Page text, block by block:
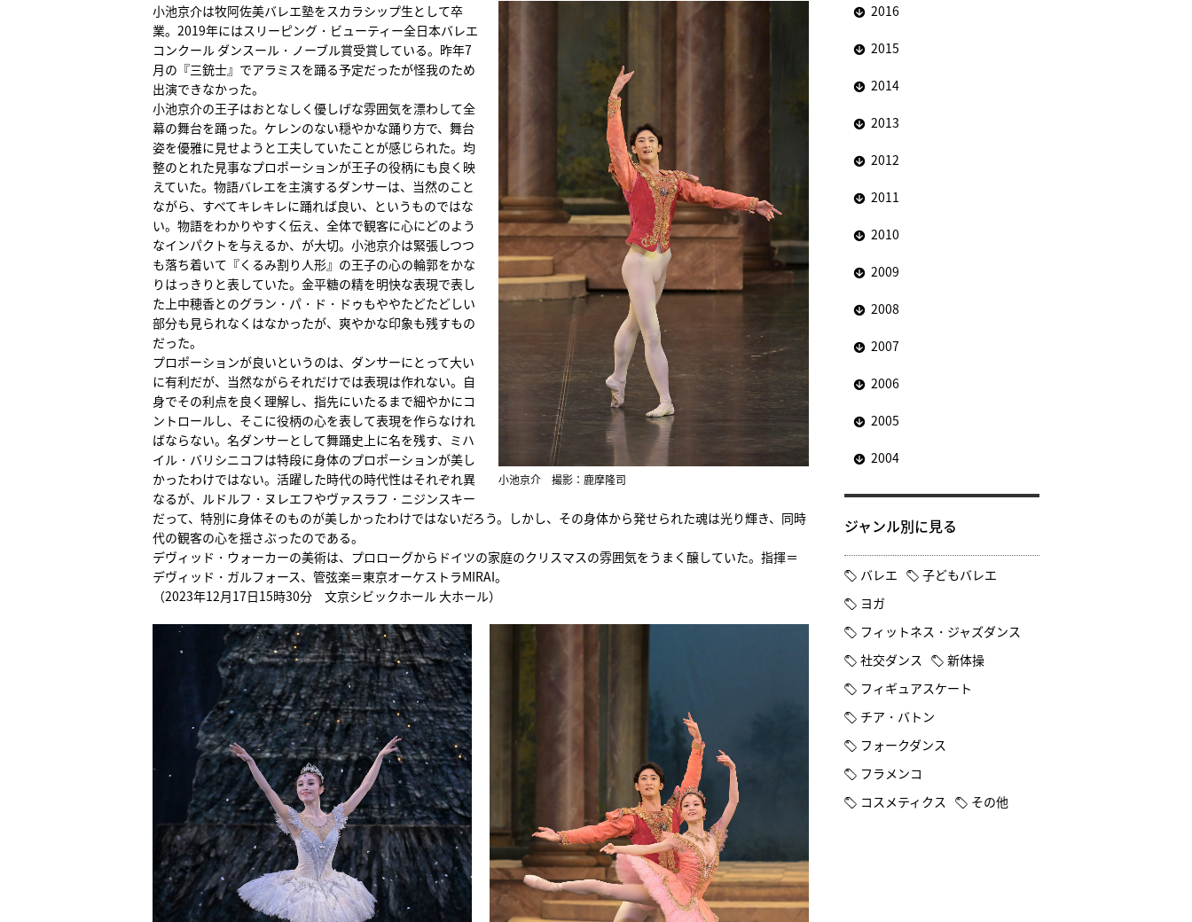
小池京介 撮影：鹿摩隆司
小池京介は牧阿佐美バレエ塾をスカラシップ生として卒
業。2019年にはスリーピング・ビューティー全日本バレエ
コンクール ダンスール・ノーブル賞受賞している。昨年7
月の『三銃士』でアラミスを踊る予定だったが怪我のため
出演できなかった。
小池京介の王子はおとなしく優しげな雰囲気を漂わして全
幕の舞台を踊った。ケレンのない穏やかな踊り方で、舞台
姿を優雅に見せようと工夫していたことが感じられた。均
整のとれた見事なプロポーションが王子の役柄にも良く映
えていた。物語バレエを主演するダンサーは、当然のこと
ながら、すべてキレキレに踊れば良い、というものではな
い。物語をわかりやすく伝え、全体で観客に心にどのよう
なインパクトを与えるか、が大切。小池京介は緊張しつつ
も落ち着いて『くるみ割り人形』の王子の心の輪郭をかな
りはっきりと表していた。金平糖の精を明快な表現で表し
た上中穂香とのグラン・パ・ド・ドゥもややたどたどしい
部分も見られなくはなかったが、爽やかな印象も残すもの
だった。
プロポーションが良いというのは、ダンサーにとって大い
に有利だが、当然ながらそれだけでは表現は作れない。自
身でその利点を良く理解し、指先にいたるまで細やかにコ
ントロールし、そこに役柄の心を表して表現を作らなけれ
ばならない。名ダンサーとして舞踊史上に名を残す、ミハ
イル・バリシニコフは特段に身体のプロポーションが美し
かったわけではない。活躍した時代の時代性はそれぞれ異
なるが、ルドルフ・ヌレエフやヴァスラフ・ニジンスキー
だって、特別に身体そのものが美しかったわけではないだろう。しかし、その身体から発せられた魂は光り輝き、同時
代の観客の心を揺さぶったのである。
デヴィッド・ウォーカーの美術は、プロローグからドイツの家庭のクリスマスの雰囲気をうまく醸していた。指揮＝
デヴィッド・ガルフォース、管弦楽＝東京オーケストラMIRAI。
（2023年12月17日15時30分 文京シビックホール 大ホール）
2016
2015
2014
2013
2012
2011
2010
2009
2008
2007
2006
2005
2004
ジャンル別に見る
バレエ
子どもバレエ
ヨガ
フィットネス・ジャズダンス
社交ダンス
新体操
フィギュアスケート
チア・バトン
フォークダンス
フラメンコ
コスメティクス
その他